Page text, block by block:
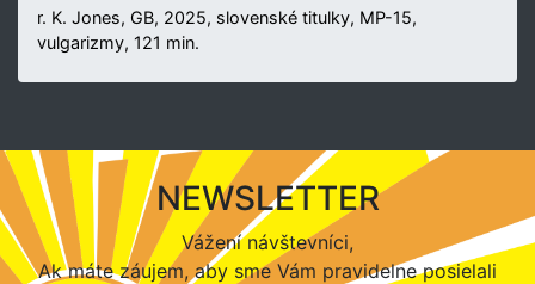
r. K. Jones, GB, 2025, slovenské titulky, MP-15,
vulgarizmy, 121 min.
NEWSLETTER
Vážení návštevníci,
Ak máte záujem, aby sme Vám pravidelne posielali